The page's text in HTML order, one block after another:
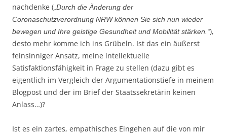
nachdenke ( „Durch die Änderung der
Coronaschutzverordnung NRW können Sie sich nun wieder
bewegen und Ihre geistige Gesundheit und Mobilität stärken.“),
desto mehr komme ich ins Grübeln. Ist das ein äußerst
feinsinniger Ansatz, meine intellektuelle
Satisfaktionsfähigkeit in Frage zu stellen (dazu gibt es
eigentlich im Vergleich der Argumentationstiefe in meinem
Blogpost und der im Brief der Staatssekretärin keinen
Anlass…)?
Ist es ein zartes, empathisches Eingehen auf die von mir